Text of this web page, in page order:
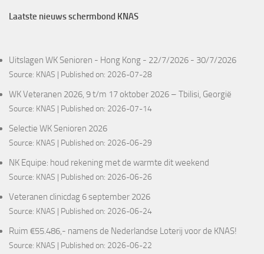
Laatste nieuws schermbond KNAS
Uitslagen WK Senioren - Hong Kong - 22/7/2026 - 30/7/2026
Source: KNAS Published on: 2026-07-28
WK Veteranen 2026, 9 t/m 17 oktober 2026 – Tbilisi, Georgië
Source: KNAS Published on: 2026-07-14
Selectie WK Senioren 2026
Source: KNAS Published on: 2026-06-29
NK Equipe: houd rekening met de warmte dit weekend
Source: KNAS Published on: 2026-06-26
Veteranen clinicdag 6 september 2026
Source: KNAS Published on: 2026-06-24
Ruim €55.486,- namens de Nederlandse Loterij voor de KNAS!
Source: KNAS Published on: 2026-06-22